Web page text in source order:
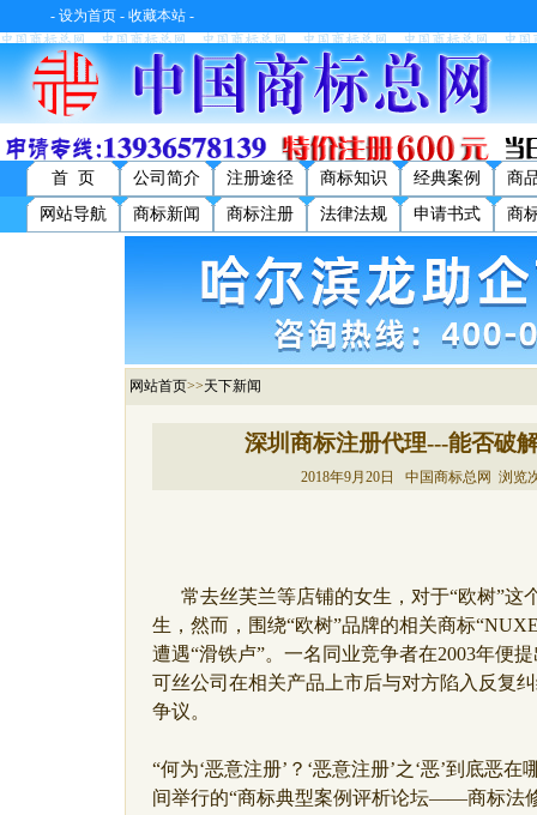
- 设为首页 - 收藏本站 -
首 页 公司简介 注册途径 商标知识 经典案例
商
网站导航
商标新闻 商标注册 法律法规 申请书式 商
网站首页>>天下新闻
深圳商标注册代理---能否破
2018年9月20日 中国商标总网 浏览
常去丝芙兰等店铺的女生，对于“欧树”这
生，然而，围绕“欧树”品牌的相关商标
遭遇“滑铁卢”。一名同业竞争者在2003年便
可丝公司在相关产品上市后与对方陷入反复
争议。
“何为‘恶意注册’？‘恶意注册’之‘恶’到底恶
间举行的“商标典型案例评析论坛——商标法